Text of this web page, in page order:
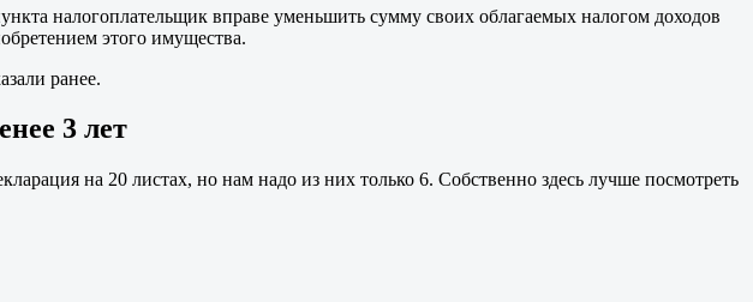
налогоплательщик вправе уменьшить сумму своих облагаемых налогом доходов
этого имущества.
ранее.
3 лет
на 20 листах, но нам надо из них только 6. Собственно здесь лучше посмотреть